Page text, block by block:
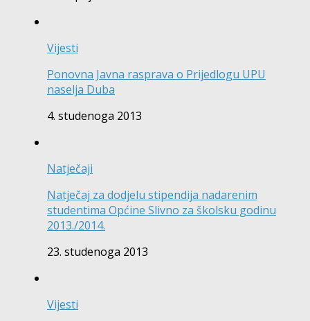
Vijesti
Ponovna Javna rasprava o Prijedlogu UPU
naselja Duba
4. studenoga 2013
Natječaji
Natječaj za dodjelu stipendija nadarenim
studentima Općine Slivno za školsku godinu
2013./2014.
23. studenoga 2013
Vijesti